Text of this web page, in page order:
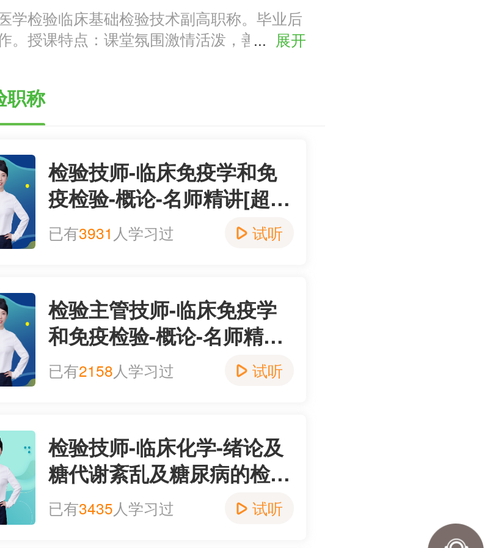
学检验临床基础检验技术副高职称。毕业后
。授课特点：课堂氛围激情活泼，善于将知
... 展开
职称
检验技师-临床免疫学和免
疫检验-概论-名师精讲[超值
精品]
已有3931 人学习过 试听
检验主管技师-临床免疫学
和免疫检验-概论-名师精讲
[超值精品]
已有2158人学习过 试听
检验技师-临床化学-绪论及
糖代谢紊乱及糖尿病的检查
（一）-名师精讲[超值精品]
已有3435人学习过 试听